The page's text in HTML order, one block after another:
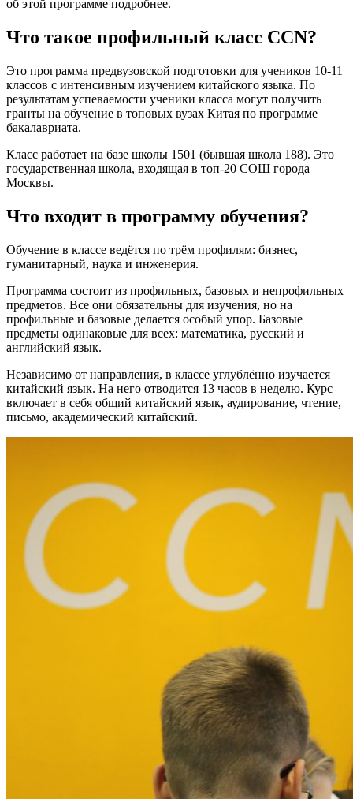
об этой программе подробнее.
Что такое профильный класс CCN?
Это программа предвузовской подготовки для учеников 10-11
классов с интенсивным изучением китайского языка. По
результатам успеваемости ученики класса могут получить
гранты на обучение в топовых вузах Китая по программе
бакалавриата.
Класс работает на базе школы 1501 (бывшая школа 188). Это
государственная школа, входящая в топ-20 СОШ города
Москвы.
Что входит в программу обучения?
Обучение в классе ведётся по трём профилям: бизнес,
гуманитарный, наука и инженерия.
Программа состоит из профильных, базовых и непрофильных
предметов. Все они обязательны для изучения, но на
профильные и базовые делается особый упор. Базовые
предметы одинаковые для всех: математика, русский и
английский язык.
Независимо от направления, в классе углублённо изучается
китайский язык. На него отводится 13 часов в неделю. Курс
включает в себя общий китайский язык, аудирование, чтение,
письмо, академический китайский.